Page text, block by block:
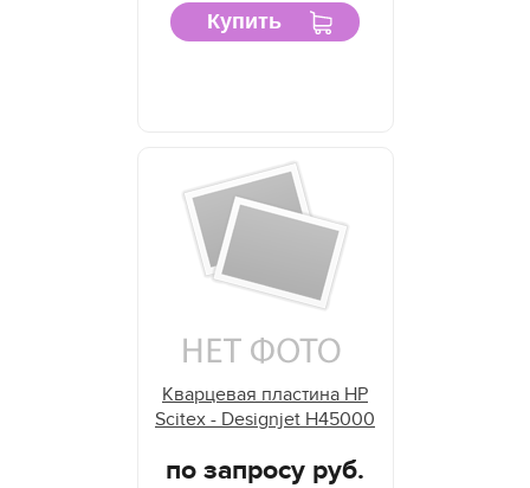
Купить
Кварцевая пластина HP
Scitex - Designjet H45000
по запросу руб.